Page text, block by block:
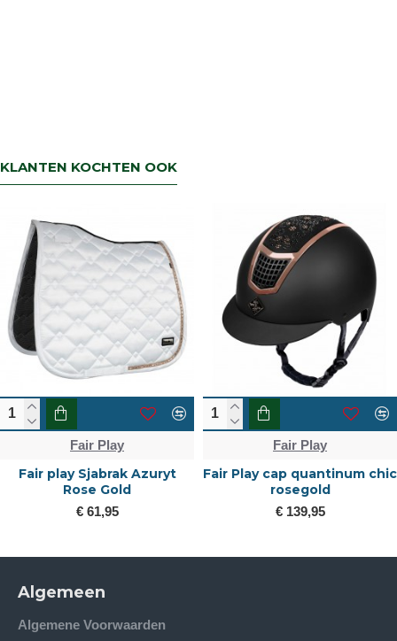
KLANTEN KOCHTEN OOK
Fair Play
Fair play Sjabrak Azuryt
Rose Gold
€ 61,95
Fair Play
Fair Play cap quantinum chic
rosegold
€ 139,95
Algemeen
Algemene Voorwaarden